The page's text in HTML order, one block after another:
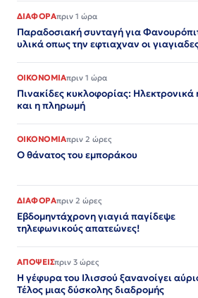
ΔΙΑΦΟΡΑπριν 1 ώρα
Παραδοσιακή συνταγή για
υλικά οπως την εφτιαχναν οι
ΟΙΚΟΝΟΜΙΑπριν 1 ώρα
Πινακίδες κυκλοφορίας: Ηλεκτρονικά
και η πληρωμή
ΟΙΚΟΝΟΜΙΑπριν 2 ώρες
Ο θάνατος του εμποράκου
ΔΙΑΦΟΡΑπριν 2 ώρες
Εβδομηντάχρονη γιαγιά παγίδεψε
τηλεφωνικούς απατεώνες!
ΑΠΟΨΕΙΣπριν 3 ώρες
Η γέφυρα του Ιλισσού ξανανοίγει
Τέλος μιας δύσκολης διαδρομής